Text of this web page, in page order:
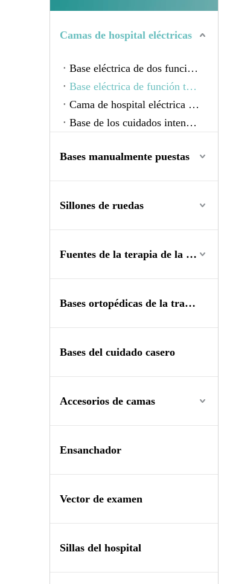
Camas de hospital eléctricas
Base eléctrica de dos funciones
Base eléctrica de función triple
Cama de hospital eléctrica de cinco funciones
Base de los cuidados intensivos
Bases manualmente puestas
Sillones de ruedas
Fuentes de la terapia de la rehabilitación
Bases ortopédicas de la tracción
Bases del cuidado casero
Accesorios de camas
Ensanchador
Vector de examen
Sillas del hospital